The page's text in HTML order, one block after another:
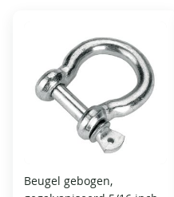
Beugel gebogen,